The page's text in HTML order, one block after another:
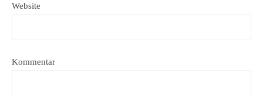
Website
Kommentar